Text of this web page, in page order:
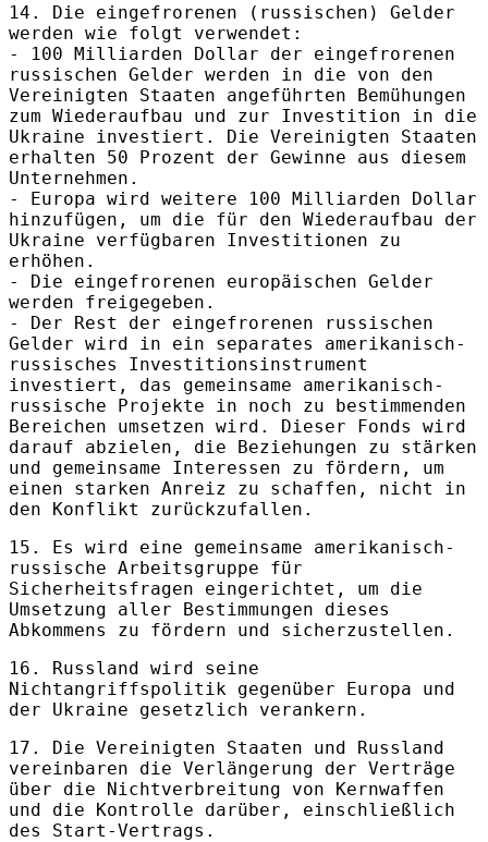
14. Die eingefrorenen (russischen) Gelder
werden wie folgt verwendet:
- 100 Milliarden Dollar der eingefrorenen
russischen Gelder werden in die von den
Vereinigten Staaten angeführten Bemühungen
zum Wiederaufbau und zur Investition in die
Ukraine investiert. Die Vereinigten Staaten
erhalten 50 Prozent der Gewinne aus diesem
Unternehmen.
- Europa wird weitere 100 Milliarden Dollar
hinzufügen, um die für den Wiederaufbau der
Ukraine verfügbaren Investitionen zu
erhöhen.
- Die eingefrorenen europäischen Gelder
werden freigegeben.
- Der Rest der eingefrorenen russischen
Gelder wird in ein separates amerikanisch-
russisches Investitionsinstrument
investiert, das gemeinsame amerikanisch-
russische Projekte in noch zu bestimmenden
Bereichen umsetzen wird. Dieser Fonds wird
darauf abzielen, die Beziehungen zu stärken
und gemeinsame Interessen zu fördern, um
einen starken Anreiz zu schaffen, nicht in
den Konflikt zurückzufallen.
15. Es wird eine gemeinsame amerikanisch-
russische Arbeitsgruppe für
Sicherheitsfragen eingerichtet, um die
Umsetzung aller Bestimmungen dieses
Abkommens zu fördern und sicherzustellen.
16. Russland wird seine
Nichtangriffspolitik gegenüber Europa und
der Ukraine gesetzlich verankern.
17. Die Vereinigten Staaten und Russland
vereinbaren die Verlängerung der Verträge
über die Nichtverbreitung von Kernwaffen
und die Kontrolle darüber, einschließlich
des Start-Vertrags.